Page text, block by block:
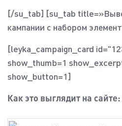
[/su_tab] [su_tab
кампании с набором
[leyka_campaign_card
show_thumb=1
show_button=1]
Как это выглядит на сайте: